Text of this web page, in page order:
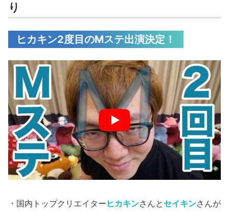
り
ヒカキン2度目のMステ出演決定！
・国内トップクリエイター ヒカキンさんと セイキンさんが